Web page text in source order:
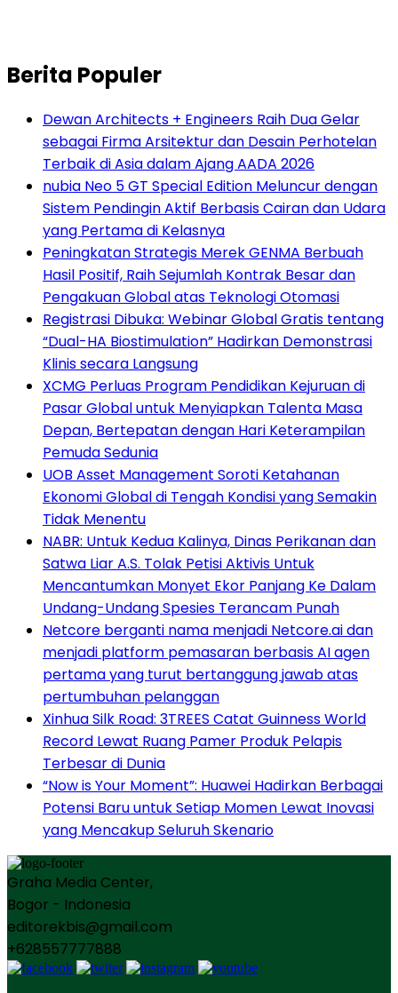
Berita Populer
Dewan Architects + Engineers Raih Dua Gelar
sebagai Firma Arsitektur dan Desain Perhotelan
Terbaik di Asia dalam Ajang AADA 2026
nubia Neo 5 GT Special Edition Meluncur dengan
Sistem Pendingin Aktif Berbasis Cairan dan Udara
yang Pertama di Kelasnya
Peningkatan Strategis Merek GENMA Berbuah
Hasil Positif, Raih Sejumlah Kontrak Besar dan
Pengakuan Global atas Teknologi Otomasi
Registrasi Dibuka: Webinar Global Gratis tentang
“Dual-HA Biostimulation” Hadirkan Demonstrasi
Klinis secara Langsung
XCMG Perluas Program Pendidikan Kejuruan di
Pasar Global untuk Menyiapkan Talenta Masa
Depan, Bertepatan dengan Hari Keterampilan
Pemuda Sedunia
UOB Asset Management Soroti Ketahanan
Ekonomi Global di Tengah Kondisi yang Semakin
Tidak Menentu
NABR: Untuk Kedua Kalinya, Dinas Perikanan dan
Satwa Liar A.S. Tolak Petisi Aktivis Untuk
Mencantumkan Monyet Ekor Panjang Ke Dalam
Undang-Undang Spesies Terancam Punah
Netcore berganti nama menjadi Netcore.ai dan
menjadi platform pemasaran berbasis AI agen
pertama yang turut bertanggung jawab atas
pertumbuhan pelanggan
Xinhua Silk Road: 3TREES Catat Guinness World
Record Lewat Ruang Pamer Produk Pelapis
Terbesar di Dunia
“Now is Your Moment”: Huawei Hadirkan Berbagai
Potensi Baru untuk Setiap Momen Lewat Inovasi
yang Mencakup Seluruh Skenario
Graha Media Center,
Bogor - Indonesia
editorekbis@gmail.com
+628557777888